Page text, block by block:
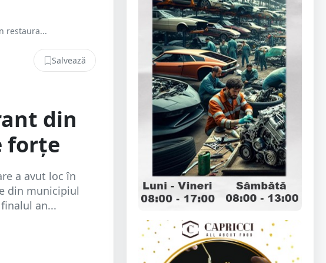
restaura...
Salvează
din
forțe
a avut loc în
din municipiul
an...